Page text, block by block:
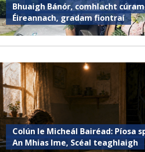
Bhuaigh Bánór, comhlacht
Éireannach, gradam fiontraí
Colún le Micheál Bairéad: Píosa
An Mhias Ime, Scéal teaghlaigh